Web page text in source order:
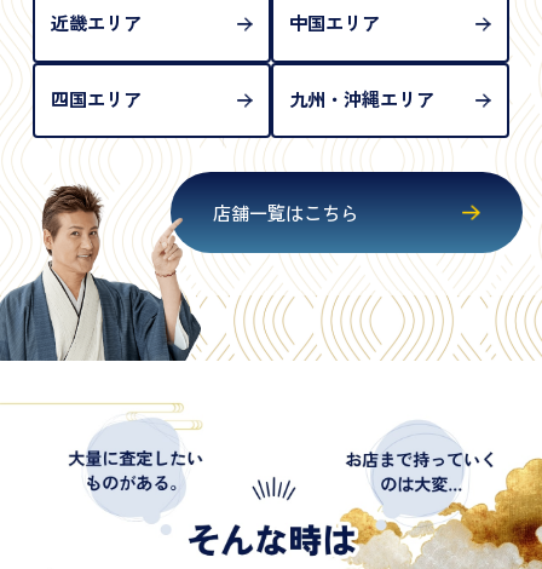
近畿エリア 中国エリア
四国エリア 九州・沖縄エリア
店舗一覧はこちら